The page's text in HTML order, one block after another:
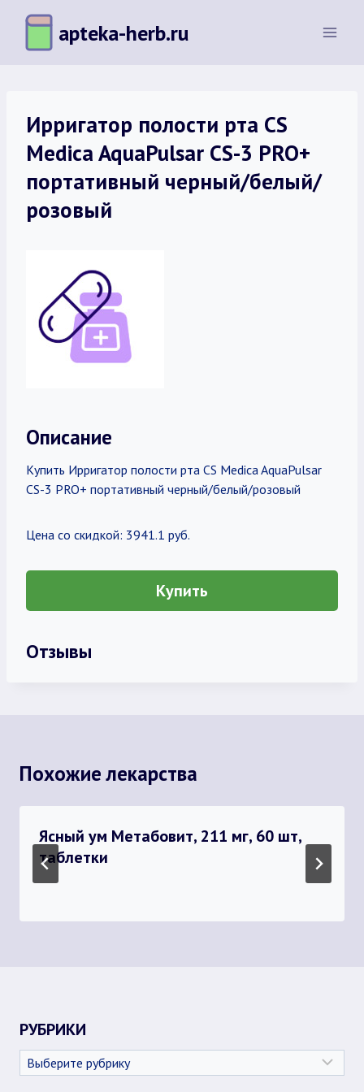
Перейти
содержимому
apteka-herb.ru
Ирригатор полости рта CS
Medica AquaPulsar CS-3 PRO+
портативный черный/белый/
розовый
Описание
Купить Ирригатор полости рта CS Medica AquaPulsar
CS-3 PRO+ портативный черный/белый/розовый
Цена со скидкой: 3941.1 руб.
Купить
Отзывы
Похожие лекарства
Ясный ум Метабовит, 211 мг, 60 шт,
таблетки
РУБРИКИ
Рубрики